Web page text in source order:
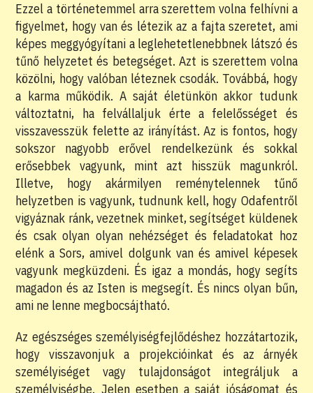
Ezzel a történetemmel arra szerettem volna felhívni a
figyelmet, hogy van és létezik az a fajta szeretet, ami
képes meggyógyítani a leglehetetlenebbnek látszó és
tűnő helyzetet és betegséget. Azt is szerettem volna
közölni, hogy valóban léteznek csodák. Továbbá, hogy
a karma működik. A saját életünkön akkor tudunk
változtatni, ha felvállaljuk érte a felelősséget és
visszavesszük felette az irányítást. Az is fontos, hogy
sokszor nagyobb erővel rendelkezünk és sokkal
erősebbek vagyunk, mint azt hisszük magunkról.
Illetve, hogy akármilyen reménytelennek tűnő
helyzetben is vagyunk, tudnunk kell, hogy Odafentről
vigyáznak ránk, vezetnek minket, segítséget küldenek
és csak olyan olyan nehézséget és feladatokat hoz
elénk a Sors, amivel dolgunk van és amivel képesek
vagyunk megküzdeni. És igaz a mondás, hogy segíts
magadon és az Isten is megsegít. És nincs olyan bűn,
ami ne lenne megbocsájtható.
Az egészséges személyiségfejlődéshez hozzátartozik,
hogy visszavonjuk a projekcióinkat és az árnyék
személyiséget vagy tulajdonságot integráljuk a
személyiségbe. Jelen esetben a saját jóságomat és